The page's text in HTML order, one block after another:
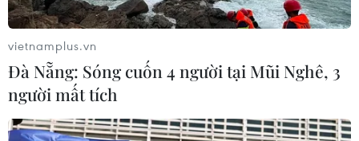
Thể thao và Du lịch Thanh Hóa vào
Trường Đại học Hồng Đức
08/08/2026 06:36
Hà Nội sắp xếp trường học - cuộc
chuyển đổi về tư duy quản trị giáo
vietnamplus.vn
Đà Nẵng: Sóng cuốn 4 người tại Mũi Nghê, 3
người mất tích